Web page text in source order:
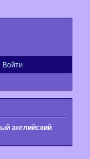
Войти
английский